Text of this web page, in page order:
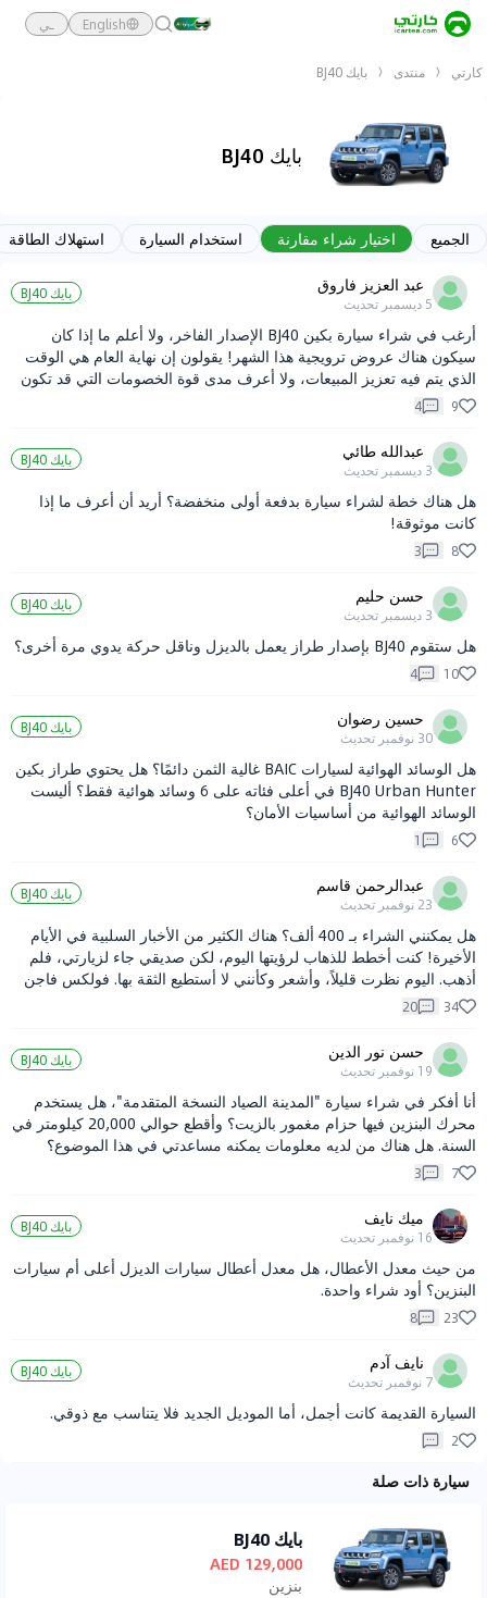
English ـي
كارتي منتدى بايك BJ40
بايك BJ40
الجميع اختيار شراء مقارنة استخدام السيارة
استهلاك الطاقة
عبد العزيز فاروق
5 ديسمبر تحديث
بايك BJ40
أرغب في شراء سيارة بكين BJ40 الإصدار الفاخر، ولا أعلم ما إذا كان
سيكون هناك عروض ترويجية هذا الشهر! يقولون إن نهاية العام هي الوقت
الذي يتم فيه تعزيز المبيعات، ولا أعرف مدى قوة الخصومات التي قد تكون
متاحة!
9
4
عبدالله طائي
3 ديسمبر تحديث
بايك BJ40
هل هناك خطة لشراء سيارة بدفعة أولى منخفضة؟ أريد أن أعرف ما إذا
كانت موثوقة!
8
3
حسن حليم
3 ديسمبر تحديث
بايك BJ40
هل ستقوم BJ40 بإصدار طراز يعمل بالديزل وناقل حركة يدوي مرة أخرى؟
10
4
حسين رضوان
30 نوفمبر تحديث
بايك BJ40
هل الوسائد الهوائية لسيارات BAIC غالية الثمن دائمًا؟ هل يحتوي طراز بكين
BJ40 Urban Hunter في أعلى فئاته على 6 وسائد هوائية فقط؟ أليست
الوسائد الهوائية من أساسيات الأمان؟
6
1
عبدالرحمن قاسم
23 نوفمبر تحديث
بايك BJ40
هل يمكنني الشراء بـ 400 ألف؟ هناك الكثير من الأخبار السلبية في الأيام
الأخيرة! كنت أخطط للذهاب لرؤيتها اليوم، لكن صديقي جاء لزيارتي، فلم
أذهب. اليوم نظرت قليلاً، وأشعر وكأنني لا أستطيع الثقة بها. فولكس فاجن
CC لم يكن لديها أي مزايا إضافية، لذلك قررت عدم اختيار فولكس فاجن CC.34
20
حسن نور الدين
19 نوفمبر تحديث
بايك BJ40
أنا أفكر في شراء سيارة "المدينة الصياد النسخة المتقدمة"، هل يستخدم
محرك البنزين فيها حزام مغمور بالزيت؟ وأقطع حوالي 20,000 كيلومتر في
السنة. هل هناك من لديه معلومات يمكنه مساعدتي في هذا الموضوع؟
7
3
ميك نايف
16 نوفمبر تحديث
بايك BJ40
من حيث معدل الأعطال، هل معدل أعطال سيارات الديزل أعلى أم سيارات
البنزين؟ أود شراء واحدة.
23
8
نايف آدم
7 نوفمبر تحديث
بايك BJ40
السيارة القديمة كانت أجمل، أما الموديل الجديد فلا يتناسب مع ذوقي.
2
سيارة ذات صلة
بايك BJ40
129,000 AED
بنزين